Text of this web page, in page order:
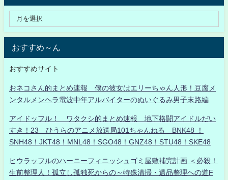
おすすめ～ん
おすすめサイト
おネコさん的まとめ速報 僕の彼女はエリーちゃん人形！豆腐メ
ンタルメンヘラ電波中年アルバイターのぬいぐるみ男子末路編
アイドッフル！ ワタクシ的まとめ速報 地下格闘アイドルだい
すき！23 ひうらのアニメ放送局101ちゃんねる BNK48 ！
SNH48！JKT48！MNL48！SGO48！GNZ48！STU48！SKE48
ヒウラッフルのハーニーフィニッシュゴミ屋敷補完計画 ＜必殺！
生前整理人！孤立し孤独死からの～特殊清掃・遺品整理への道F